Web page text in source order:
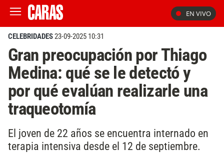
EN VIVO
CELEBRIDADES23-09-2025 10:31
Gran preocupación por Thiago
Medina: qué se le detectó y
por qué evalúan realizarle una
traqueotomía
El joven de 22 años se encuentra internado en
terapia intensiva desde el 12 de septiembre.